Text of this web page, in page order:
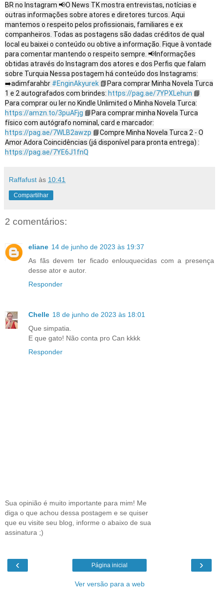
BR no Instagram 📢O News TK mostra entrevistas, notícias e
outras informações sobre atores e diretores turcos. Aqui
mantemos o respeito pelos profissionais, familiares e ex
companheiros. Todas as postagens são dadas créditos de qual
local eu baixei o conteúdo ou obtive a informação. Fique à vontade
para comentar mantendo o respeito sempre. 📢Informações
obtidas através do Instagram dos atores e dos Perfis que falam
sobre Turquia Nessa postagem há conteúdo dos Instagrams:
➡️adimfarahbr #EnginAkyurek 📗Para comprar Minha Novela Turca
1 e 2 autografados com brindes: https://pag.ae/7YPXLehun 📘
Para comprar ou ler no Kindle Unlimited o Minha Novela Turca:
https://amzn.to/3puAFjg 📘Para comprar minha Novela Turca
físico com autógrafo nominal, card e marcador:
https://pag.ae/7WLB2awzp 📘Compre Minha Novela Turca 2 - O
Amor Adora Coincidências (já disponível para pronta entrega) :
https://pag.ae/7YE6J1fnQ
Raffafust às 10:41
Compartilhar
2 comentários:
eliane 14 de junho de 2023 às 19:37
As fãs devem ter ficado enlouquecidas com a presença
desse ator e autor.
Responder
Chelle 18 de junho de 2023 às 18:01
Que simpatia.
E que gato! Não conta pro Can kkkk
Responder
Sua opinião é muito importante para mim! Me
diga o que achou dessa postagem e se quiser
que eu visite seu blog, informe o abaixo de sua
assinatura ;)
‹ ›
Página inicial
Ver versão para a web